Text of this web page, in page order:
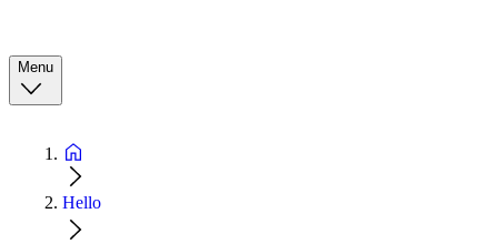
Menu
Hello